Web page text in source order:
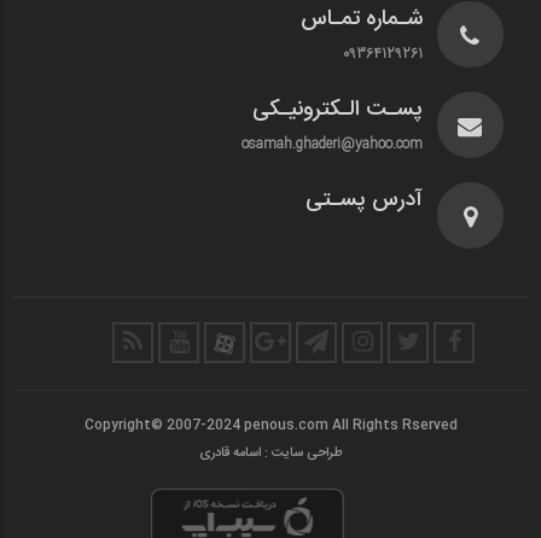
شـماره تمـاس
09364129261
پسـت الـکترونیـکی
osamah.ghaderi@yahoo.com
آدرس پسـتی
Copyright© 2007-2024 penous.com All Rights Rserved
طراحی سایت : اسامه قادری